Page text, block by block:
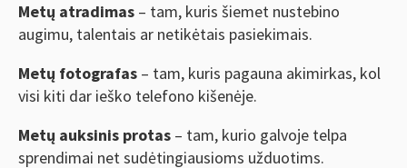
Metų atradimas – tam, kuris šiemet nustebino
augimu, talentais ar netikėtais pasiekimais.
Metų fotografas – tam, kuris pagauna akimirkas, kol
visi kiti dar ieško telefono kišenėje.
Metų auksinis protas – tam, kurio galvoje telpa
sprendimai net sudėtingiausioms užduotims.